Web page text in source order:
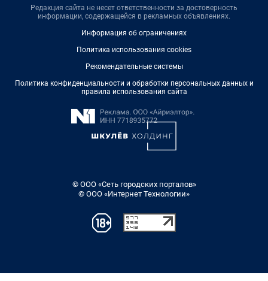
Редакция сайта не несет ответственности за достоверность
информации, содержащейся в рекламных объявлениях.
Информация об ограничениях
Политика использования cookies
Рекомендательные системы
Политика конфиденциальности и обработки персональных данных и
правила использования сайта
© ООО «Сеть городских порталов»
© ООО «Интернет Технологии»